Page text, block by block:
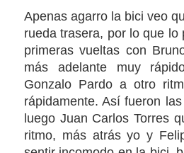
Apenas agarro la bici veo
rueda trasera, por lo que
primeras vueltas con
más adelante muy
Gonzalo Pardo a otro
rápidamente. Así fueron
luego Juan Carlos Torres
ritmo, más atrás yo y